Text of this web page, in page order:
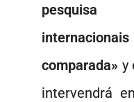
pesquisa
comparada» y
intervendrá